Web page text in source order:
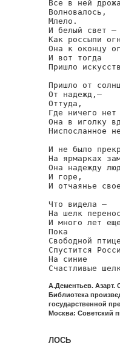
Все в ней
Волновалось,
Млело.
И белый свет —
Как россыпи
Она к оконцу
И вот тогда
Пришло
Пришло от
От надежд,—
Оттуда,
Где ничего нет
Она в иголку
Ниспосланное
И не было
На ярмарках
Она надежду
И горе,
И отчаянье
Что видела —
На шелк
И много лет
Пока
Свободной
Спустится
На синие
Счастливые
А.Дементьев. Азарт.
Библиотека
государственной
Москва: Советский
ЛОСЬ